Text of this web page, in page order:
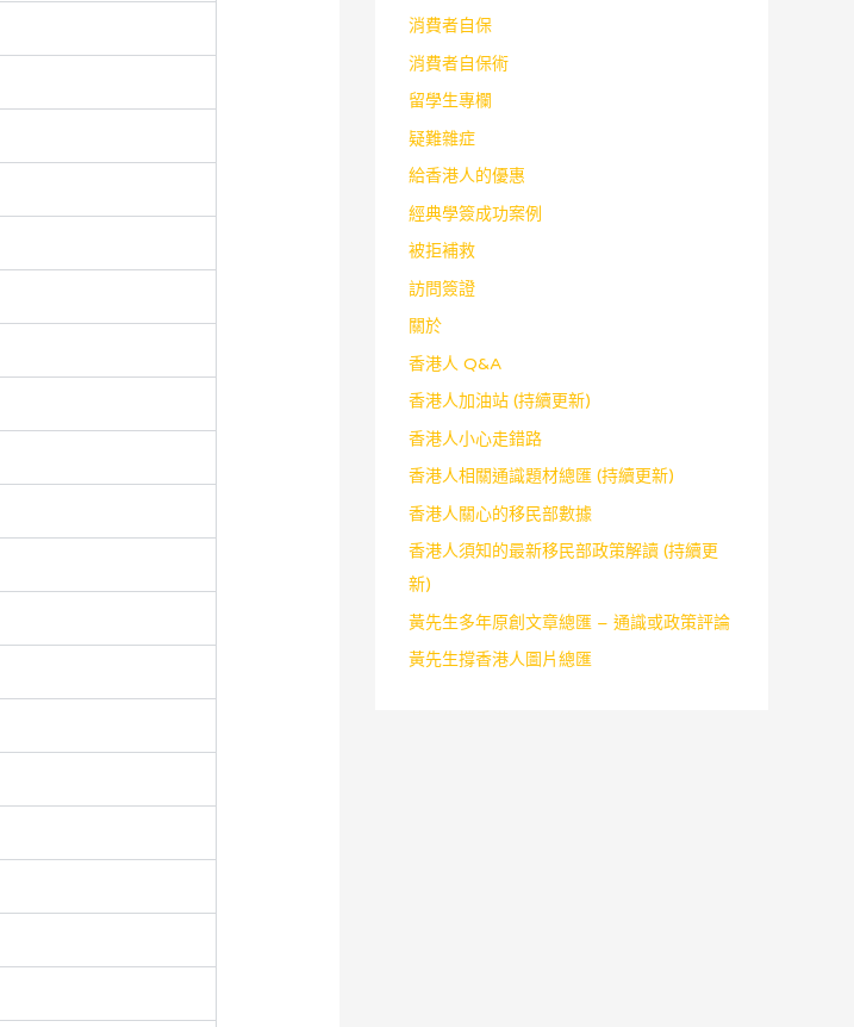
消費者自保
消費者自保術
留學生專欄
疑難雜症
給香港人的優惠
經典學簽成功案例
被拒補救
訪問簽證
關於
香港人 Q&A
香港人加油站 (持續更新)
香港人小心走錯路
香港人相關通識題材總匯 (持續更新)
香港人關心的移民部數據
香港人須知的最新移民部政策解讀 (持續更
新)
黃先生多年原創文章總匯 – 通識或政策評論
黃先生撐香港人圖片總匯